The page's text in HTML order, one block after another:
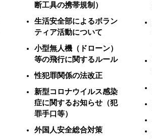
断工具の携帯規制）
生活安全部によるボラン
ティア活動について
小型無人機（ドローン）
等の飛行に関するルール
性犯罪関係の法改正
新型コロナウイルス感染
症に関するお知らせ（犯
罪手口等）
外国人安全総合対策